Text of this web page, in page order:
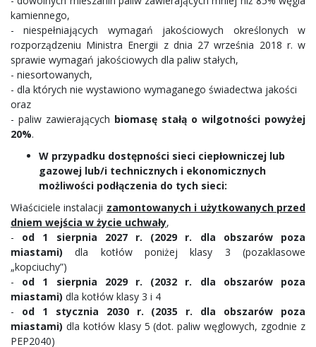
kamiennego,
- niespełniających wymagań jakościowych określonych w
rozporządzeniu Ministra Energii z dnia 27 września 2018 r. w
sprawie wymagań jakościowych dla paliw stałych,
- niesortowanych,
- dla których nie wystawiono wymaganego świadectwa jakości
oraz
- paliw zawierających biomasę stałą o wilgotności powyżej
20%.
W przypadku dostępności sieci ciepłowniczej lub
gazowej lub/i technicznych i ekonomicznych
możliwości podłączenia do tych sieci:
Właściciele instalacji zamontowanych i użytkowanych przed
dniem wejścia w życie uchwały,
- od 1 sierpnia 2027 r. (2029 r. dla obszarów poza
miastami) dla kotłów poniżej klasy 3 (pozaklasowe
„kopciuchy”)
- od 1 sierpnia 2029 r. (2032 r. dla obszarów poza
miastami) dla kotłów klasy 3 i 4
- od 1 stycznia 2030 r. (2035 r. dla obszarów poza
miastami) dla kotłów klasy 5 (dot. paliw węglowych, zgodnie z
PEP2040)